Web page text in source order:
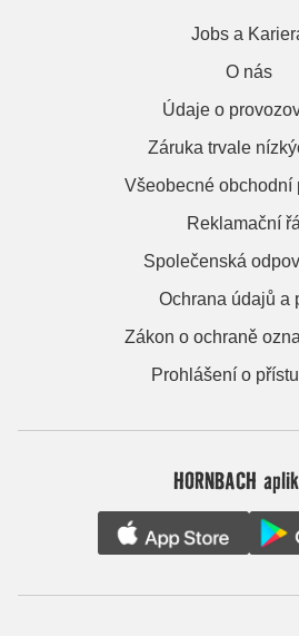
Jobs a
O nás
Údaje o
Záruka trvale
Všeobecné obchodní
Reklamační
Společenská
Ochrana údajů a
Zákon o ochraně
Prohlášení o
HORNBACH